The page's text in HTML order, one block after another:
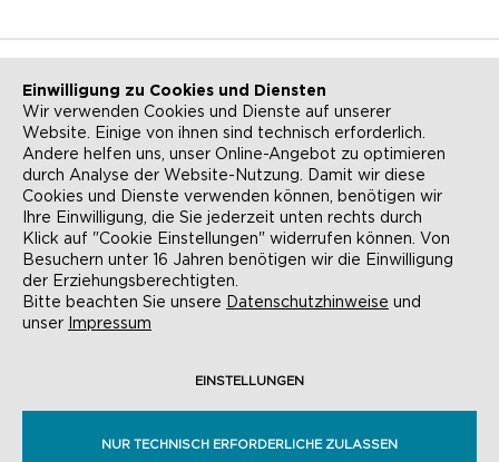
NEWSLETTER KONTAKT
ANFAHRT BARRIEREFREIHEIT
SUCHE AGB
DATENSCHUTZ
COOKIE-EINSTELLUNGEN
Einwilligung zu Cookies und Diensten
Wir verwenden Cookies und Dienste auf unserer
Website. Einige von ihnen sind technisch erforderlich.
Andere helfen uns, unser Online-Angebot zu optimieren
durch Analyse der Website-Nutzung. Damit wir diese
Cookies und Dienste verwenden können, benötigen wir
Ihre Einwilligung, die Sie jederzeit unten rechts durch
Klick auf "Cookie Einstellungen" widerrufen können. Von
Besuchern unter 16 Jahren benötigen wir die Einwilligung
der Erziehungsberechtigten.
Bitte beachten Sie unsere Datenschutzhinweise und
unser Impressum
EINSTELLUNGEN
NUR TECHNISCH ERFORDERLICHE ZULASSEN